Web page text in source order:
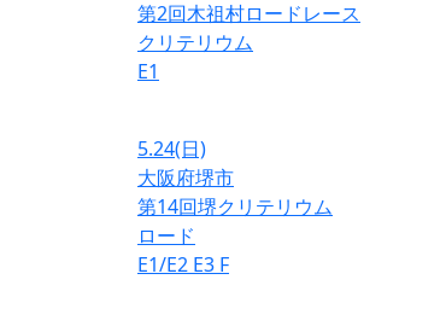
第2回木祖村ロードレース
クリテリウム
E1
5.24(日)
大阪府堺市
第14回堺クリテリウム
ロード
E1/E2 E3 F